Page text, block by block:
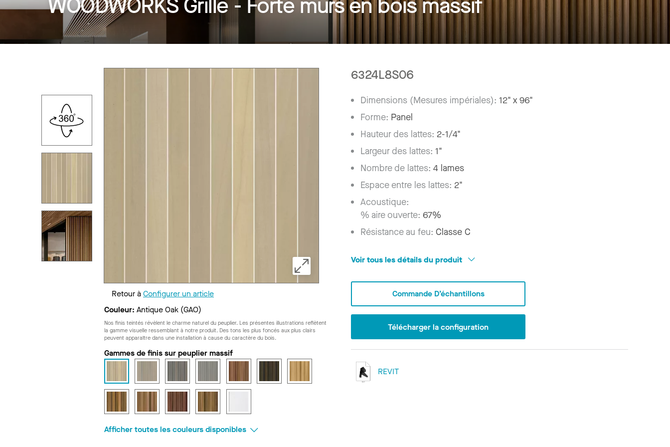
Retour àConfigurer un article
Couleur: Antique Oak (GAO)
Nos finis teintés révèlent le charme naturel du peuplier. Les présentes illustrations reflètent
la gamme visuelle ressemblant à notre produit. Des tons les plus foncés aux plus clairs
peuvent apparaître dans une installation à cause du caractère du bois.
Gammes de finis sur peuplier massif
Afficher toutes les couleurs disponibles
6324L8S06
Dimensions (Mesures impériales):12" x 96"
Forme: Panel
Hauteur des lattes: 2-1/4"
Largeur des lattes:1"
Nombre de lattes:4 lames
Espace entre les lattes: 2"
Acoustique:
% aire ouverte: 67%
Résistance au feu:Classe C
Voir tous les détails du produit
Commande D’échantillons
Télécharger la configuration
REVIT